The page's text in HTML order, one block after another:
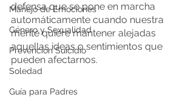
Manejo de Emociones
Género y Sexualidad
Prevención Suicidio
Soledad
Guía para Padres
defensa que se pone en marcha
automáticamente cuando nuestra
mente quiere mantener alejadas
aquellas ideas o sentimientos que
pueden afectarnos.